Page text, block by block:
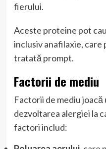
fierului.
Aceste proteine pot
inclusiv anafilaxie, care
tratată prompt.
Factorii de mediu
Factorii de mediu
dezvoltarea alergiei la
factori includ: